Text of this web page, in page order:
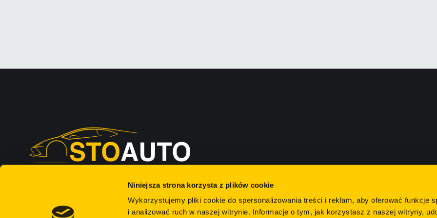
Niniejsza strona korzysta z plików cookie
Wykorzystujemy pliki cookie do spersonalizowania treści i reklam, aby oferować funkcje
i analizować ruch w naszej witrynie. Informacje o tym, jak korzystasz z naszej witryny,